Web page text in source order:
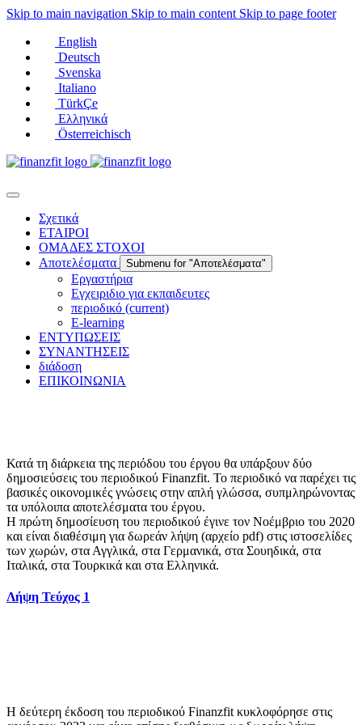
Skip to main navigation Skip to main content Skip to page footer
English
Deutsch
Svenska
Italiano
TürkÇe
Ελληνικά
Österreichisch
Σχετικά
ΕΤΑΙΡΟΙ
ΟΜΑΔΕΣ ΣΤΟΧΟΙ
Αποτελέσματα
Submenu for "Αποτελέσματα"
Εργαστήρια
Εγχειριδιο για εκπαιδευτες
περιοδικό (current)
E-learning
ΕΝΤΥΠΩΣΕΙΣ
ΣΥΝΑΝΤΗΣΕΙΣ
διάδοση
ΕΠΙΚΟΙΝΩΝΙΑ
Κατά τη διάρκεια της περιόδου του έργου θα υπάρξουν δύο
δημοσιεύσεις του περιοδικού Finanzfit. Το περιοδικό να παρέχει τις
βασικές οικονομικές γνώσεις στην απλή γλώσσα, συπμληρώνοντας
τα υπόλοιπα αποτελέσματα του έργου.
Η πρώτη δημοσίευση του περιοδικού έγινε τον Νοέμβριο του 2020
και είναι διαθέσιμη για δωρεάν λήψη (αρχείο pdf) στις ιστοσελίδες
των χωρών, στα Αγγλικά, στα Γερμανικά, στα Σουηδικά, στα
Ιταλικά, στα Τουρκικά και στα Ελληνικά.
Λήψη Τεύχος 1
Η δεύτερη έκδοση του περιοδικού Finanzfit κυκλοφόρησε στις